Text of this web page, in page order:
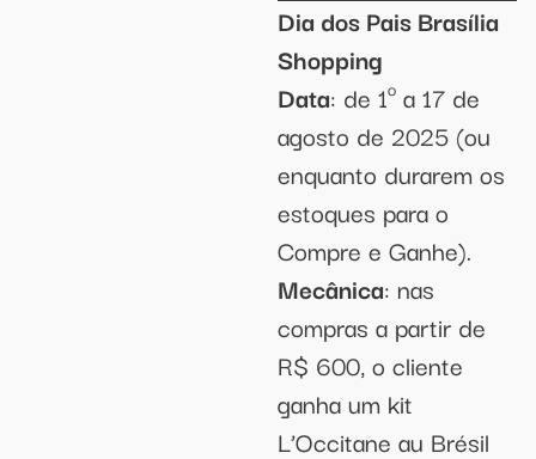
Dia dos Pais Brasília
Shopping
Data: de 1º a 17 de
agosto de 2025 (ou
enquanto durarem os
estoques para o
Compre e Ganhe).
Mecânica: nas
compras a partir de
R$ 600, o cliente
ganha um kit
L’Occitane au Brésil